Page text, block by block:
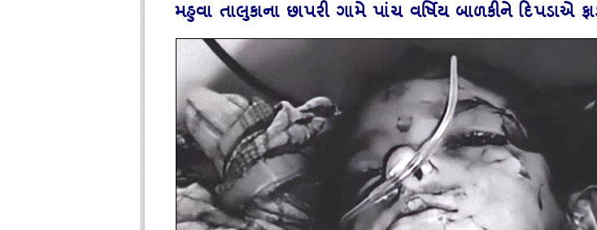
મહુવા તાલુકાના છાપરી ગામે પાંચ વર્ષિય બાળકીને દિપડાએ